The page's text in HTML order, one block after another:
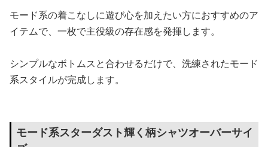
モード系の着こなしに遊び心を加えたい方におすすめのア
イテムで、一枚で主役級の存在感を発揮します。
シンプルなボトムスと合わせるだけで、洗練されたモード
系スタイルが完成します。
モード系スターダスト輝く柄シャツオーバーサイ